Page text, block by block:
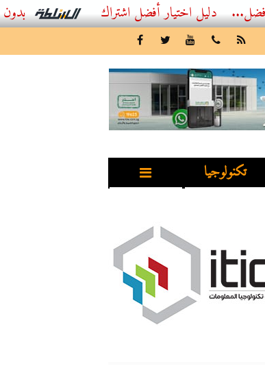
أفضل اشتراك IPTV بدون تقطيع 2026 – دليل المشاهد العصري
تكنولوجيا